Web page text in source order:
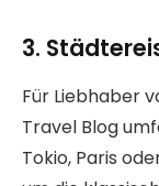
3.
Für Liebhaber
Travel Blog
Tokio, Paris